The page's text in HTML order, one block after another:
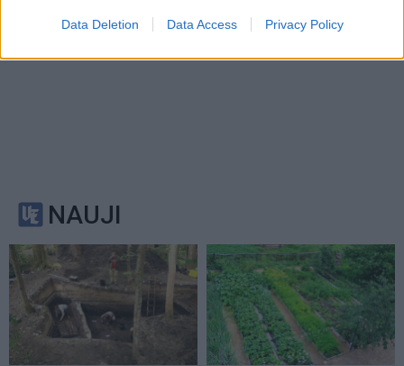
Data Deletion Data Access Privacy Policy
NAUJI